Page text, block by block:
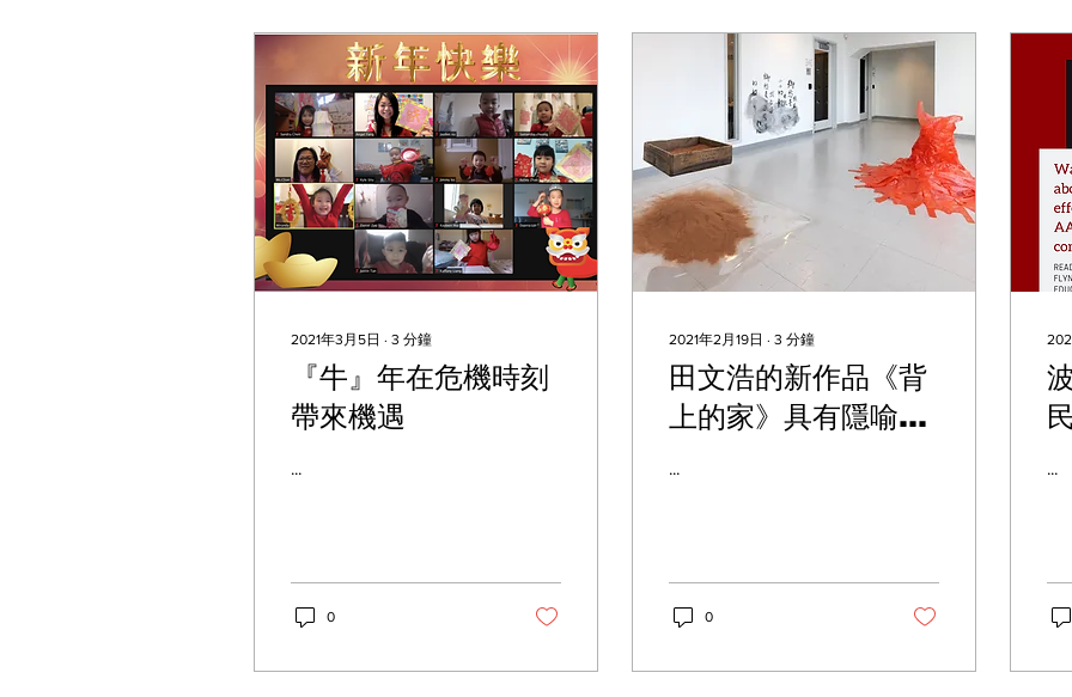
2021年3月5日 ∙ 3 分鐘
『牛』年在危機時刻
帶來機遇
...
0
2021年2月19日 ∙ 3 分鐘
田文浩的新作品《背
上的家》具有隱喻意
...
0
...